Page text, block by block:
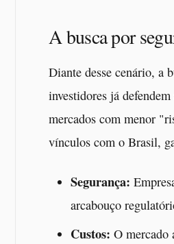
A busca por
Diante desse cenário, a
investidores já
mercados com menor
vínculos com o Brasil,
Segurança:
arcabouço
Custos: O mercado